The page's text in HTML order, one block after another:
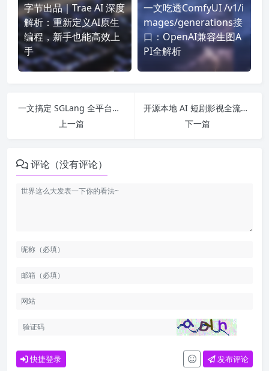
字节出品｜Trae AI 深度
解析：重新定义AI原生
编程，新手也能高效上
手
一文吃透ComfyUI /v1/i
mages/generations接
口：OpenAI兼容生图A
PI全解析
一文搞定 SGLang 全平台安装：高性能 LLM 推理框架部署指南
上一篇
开源本地 AI 短剧影视全流程工具｜waoowaoo 完整测评，小说一键生成成片
下一篇
评论（没有评论）
快捷登录 发布评论